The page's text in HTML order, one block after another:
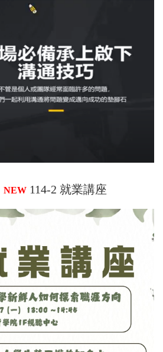
NEW114-2 就業講座